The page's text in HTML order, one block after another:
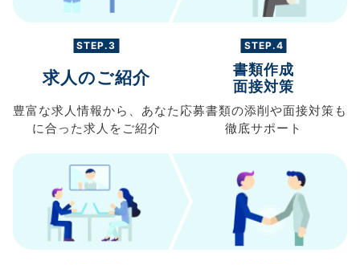
STEP.3
求人のご紹介
豊富な求人情報から、 あなた
に合った求人を ご紹介
STEP.4
書類作成
面接対策
応募書類の添削や面接対策も
徹底サポート